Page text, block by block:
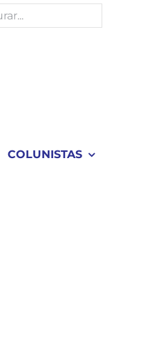
COLUNISTAS